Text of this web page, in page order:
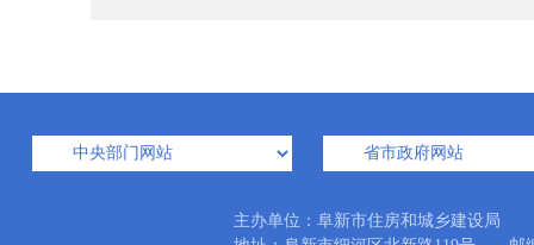
主办单位：阜新市住房和城乡建设局